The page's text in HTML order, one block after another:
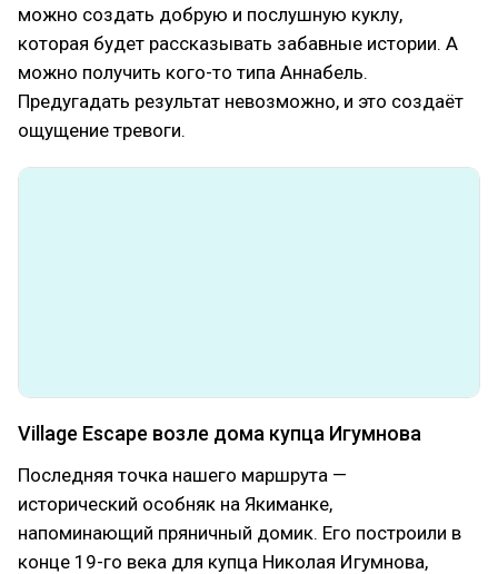
можно создать добрую и послушную куклу,
которая будет рассказывать забавные истории. А
можно получить кого-то типа Аннабель.
Предугадать результат невозможно, и это создаёт
ощущение тревоги.
Village Escape возле дома купца Игумнова
Последняя точка нашего маршрута —
исторический особняк на Якиманке,
напоминающий пряничный домик. Его построили в
конце 19-го века для купца Николая Игумнова,